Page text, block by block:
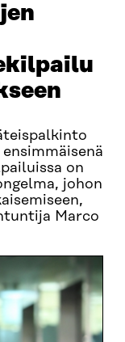
on
johon
Marco